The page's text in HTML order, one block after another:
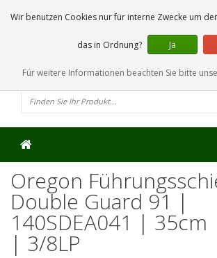
Oregon
Double Guard 91 |
140SDEA041 |
| 3/8LP
Wir benutzen Cookies nur für interne Zwecke um
das in Ordnung? Ja
Für weitere Informationen beachten Sie bitte